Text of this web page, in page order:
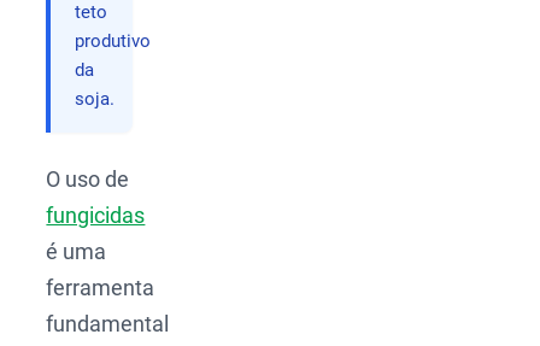
teto
produtivo
da
soja.
O uso de
fungicidas
é uma
ferramenta
fundamental